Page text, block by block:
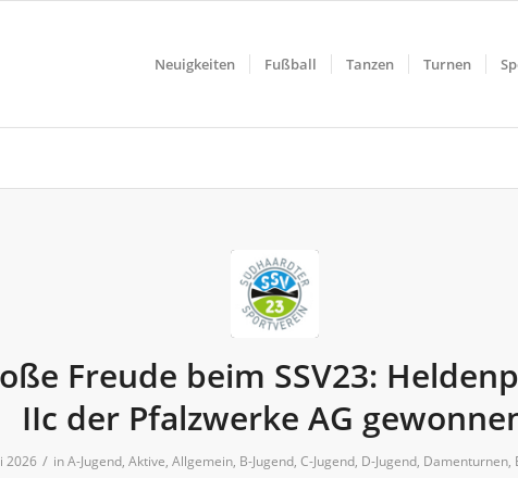
Neuigkeiten Fußball Tanzen Turnen
Freude beim SSV23:
IIc der Pfalzwerke AG
2026 / inA-Jugend, Aktive, Allgemein, B-Jugend, C-Jugend, D-Jugend, Damenturnen,